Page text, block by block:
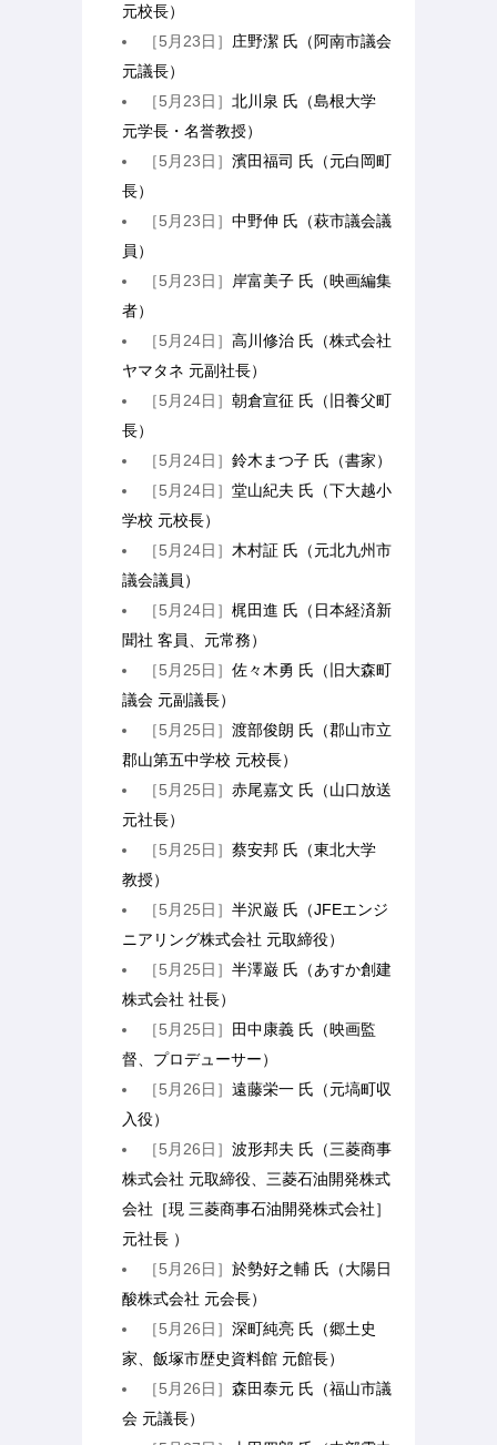
元校長）
［5月23日］ 庄野潔 氏（阿南市議会
元議長）
［5月23日］北川泉 氏（島根大学
元学長・名誉教授）
［5月23日］濱田福司 氏（元白岡町
長）
［5月23日］中野伸 氏（萩市議会議
員）
［5月23日］
岸富美子 氏（映画編集
者）
［5月24日］高川修治 氏（株式会社
ヤマタネ 元副社長）
［5月24日］朝倉宣征 氏（旧養父町
長）
［5月24日］鈴木まつ子 氏（書家）
［5月24日］堂山紀夫 氏（下大越小
学校 元校長）
［5月24日］ 木村証 氏（元北九州市
議会議員）
［5月24日］梶田進 氏（日本経済新
聞社 客員、元常務）
［5月25日］佐々木勇 氏（旧大森町
議会 元副議長）
［5月25日］渡部俊朗 氏（郡山市立
郡山第五中学校 元校長）
［5月25日］赤尾嘉文 氏（山口放送
元社長）
［5月25日］蔡安邦 氏（東北大学
教授）
［5月25日］半沢巌 氏（JFEエンジ
ニアリング株式会社 元取締役）
［5月25日］半澤巌 氏（あすか創建
株式会社 社長）
［5月25日］
田中康義 氏（映画監
督、プロデューサー）
［5月26日］遠藤栄一 氏（元塙町収
入役）
［5月26日］波形邦夫 氏（三菱商事
株式会社 元取締役、三菱石油開発株式
会社［現 三菱商事石油開発株式会社］
元社長 ）
［5月26日］於勢好之輔 氏（大陽日
酸株式会社 元会長）
［5月26日］深町純亮 氏（郷土史
家、飯塚市歴史資料館 元館長）
［5月26日］森田泰元 氏（福山市議
会 元議長）